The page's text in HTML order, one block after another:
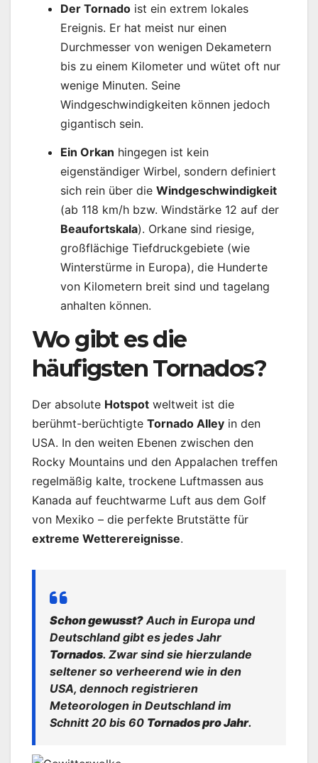
Der Tornado ist ein extrem lokales
Ereignis. Er hat meist nur einen
Durchmesser von wenigen Dekametern
bis zu einem Kilometer und wütet oft nur
wenige Minuten. Seine
Windgeschwindigkeiten können jedoch
gigantisch sein.
Ein Orkan hingegen ist kein
eigenständiger Wirbel, sondern definiert
sich rein über die Windgeschwindigkeit
(ab 118 km/h bzw. Windstärke 12 auf der
Beaufortskala). Orkane sind riesige,
großflächige Tiefdruckgebiete (wie
Winterstürme in Europa), die Hunderte
von Kilometern breit sind und tagelang
anhalten können.
Wo gibt es die
häufigsten Tornados?
Der absolute Hotspot weltweit ist die
berühmt-berüchtigte Tornado Alley in den
USA. In den weiten Ebenen zwischen den
Rocky Mountains und den Appalachen treffen
regelmäßig kalte, trockene Luftmassen aus
Kanada auf feuchtwarme Luft aus dem Golf
von Mexiko – die perfekte Brutstätte für
extreme Wetterereignisse.
Schon gewusst?Auch in Europa und
Deutschland gibt es jedes Jahr
Tornados. Zwar sind sie hierzulande
seltener so verheerend wie in den
USA, dennoch registrieren
Meteorologen in Deutschland im
Schnitt 20 bis 60 Tornados pro Jahr.